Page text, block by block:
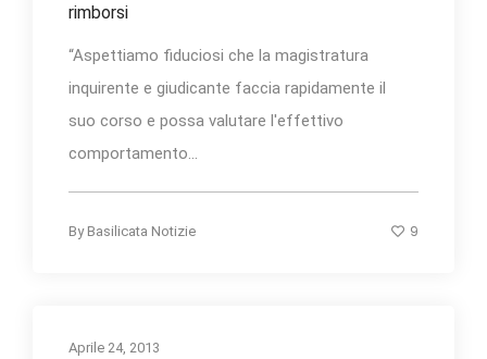
rimborsi
“Aspettiamo fiduciosi che la magistratura
inquirente e giudicante faccia rapidamente il
suo corso e possa valutare l'effettivo
comportamento...
By Basilicata Notizie 9
Aprile 24, 2013